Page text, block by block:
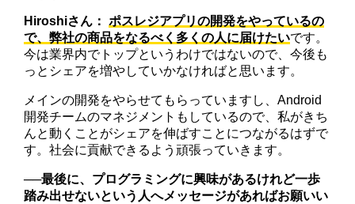
Hiroshiさん：
ポスレジアプリの開発をやっているの
で、弊社の商品をなるべく多くの人に届けたいです。
今は業界内でトップというわけではないので、今後も
っとシェアを増やしていかなければと思います。
メインの開発をやらせてもらっていますし、Android
開発チームのマネジメントもしているので、私がきち
んと動くことがシェアを伸ばすことにつながるはずで
す。社会に貢献できるよう頑張っていきます。
──最後に、プログラミングに興味があるけれど一歩
踏み出せないという人へメッセージがあればお願いい